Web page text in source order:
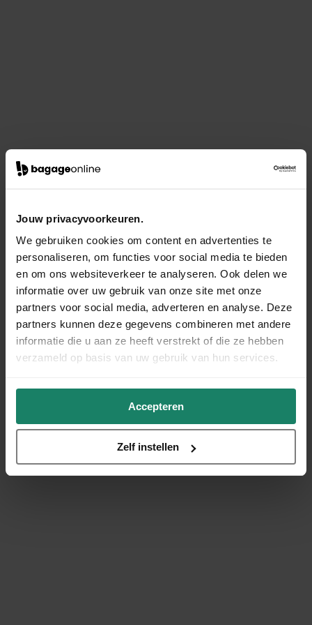
Jouw privacyvoorkeuren.
We gebruiken cookies om content en advertenties te
personaliseren, om functies voor social media te bieden
en om ons websiteverkeer te analyseren. Ook delen we
informatie over uw gebruik van onze site met onze
partners voor social media, adverteren en analyse. Deze
partners kunnen deze gegevens combineren met andere
informatie die u aan ze heeft verstrekt of die ze hebben
verzameld op basis van uw gebruik van hun services.
Accepteren
Zelf instellen